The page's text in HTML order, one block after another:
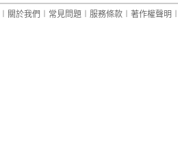
關於我們 常見問題 服務條款 著作權聲明